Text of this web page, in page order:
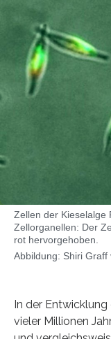
Zellen der Kieselalge
Zellorganellen: Der
rot hervorgehoben.
Abbildung: Shiri
In der
vieler Millionen